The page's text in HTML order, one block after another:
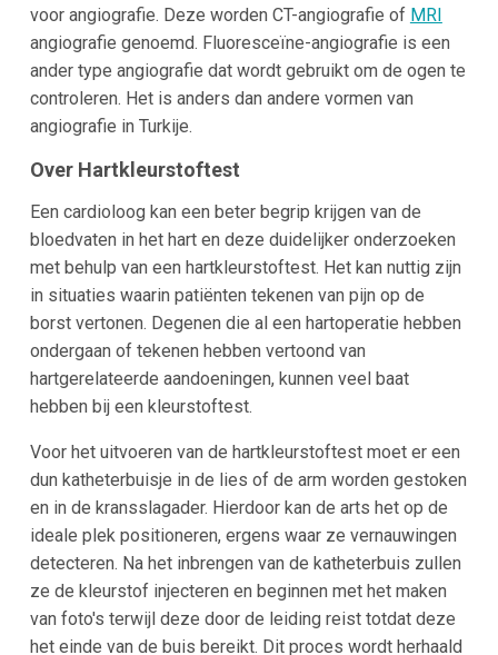
voor angiografie. Deze worden CT-angiografie of MRI
angiografie genoemd. Fluoresceïne-angiografie is een
ander type angiografie dat wordt gebruikt om de ogen te
controleren. Het is anders dan andere vormen van
angiografie in Turkije.
Over Hartkleurstoftest
Een cardioloog kan een beter begrip krijgen van de
bloedvaten in het hart en deze duidelijker onderzoeken
met behulp van een hartkleurstoftest. Het kan nuttig zijn
in situaties waarin patiënten tekenen van pijn op de
borst vertonen. Degenen die al een hartoperatie hebben
ondergaan of tekenen hebben vertoond van
hartgerelateerde aandoeningen, kunnen veel baat
hebben bij een kleurstoftest.
Voor het uitvoeren van de hartkleurstoftest moet er een
dun katheterbuisje in de lies of de arm worden gestoken
en in de kransslagader. Hierdoor kan de arts het op de
ideale plek positioneren, ergens waar ze vernauwingen
detecteren. Na het inbrengen van de katheterbuis zullen
ze de kleurstof injecteren en beginnen met het maken
van foto's terwijl deze door de leiding reist totdat deze
het einde van de buis bereikt. Dit proces wordt herhaald